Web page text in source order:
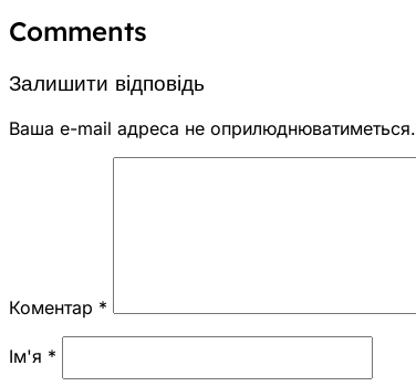
Comments
Залишити відповідь
Ваша e-mail адреса не оприлюднюватиметься.
Коментар *
Ім'я *